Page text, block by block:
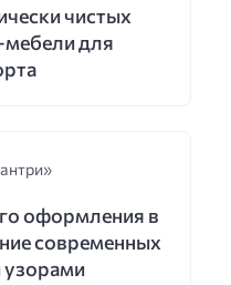
чистых
мебели для
оформления в
современных
узорами